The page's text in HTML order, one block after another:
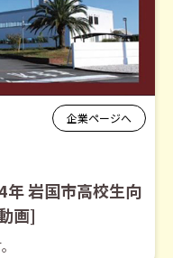
企業ページへ
年 岩国市高校生向
画]